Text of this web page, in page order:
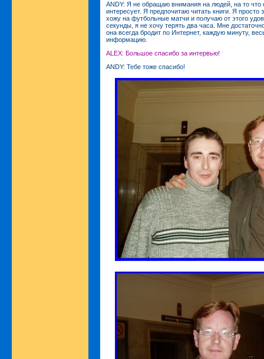
ANDY: Я не обращаю внимания на людей, на то что
интересует. Я предпочитаю читать книги. Я
хожу на футбольные матчи и получаю от этого
секунды, я не хочу терять два часа. Мне
она всегда бродит по Интернет, каждую минуту,
информацию.
ALEX: Большое спасибо за интервью!
ANDY: Тебе тоже спасибо!